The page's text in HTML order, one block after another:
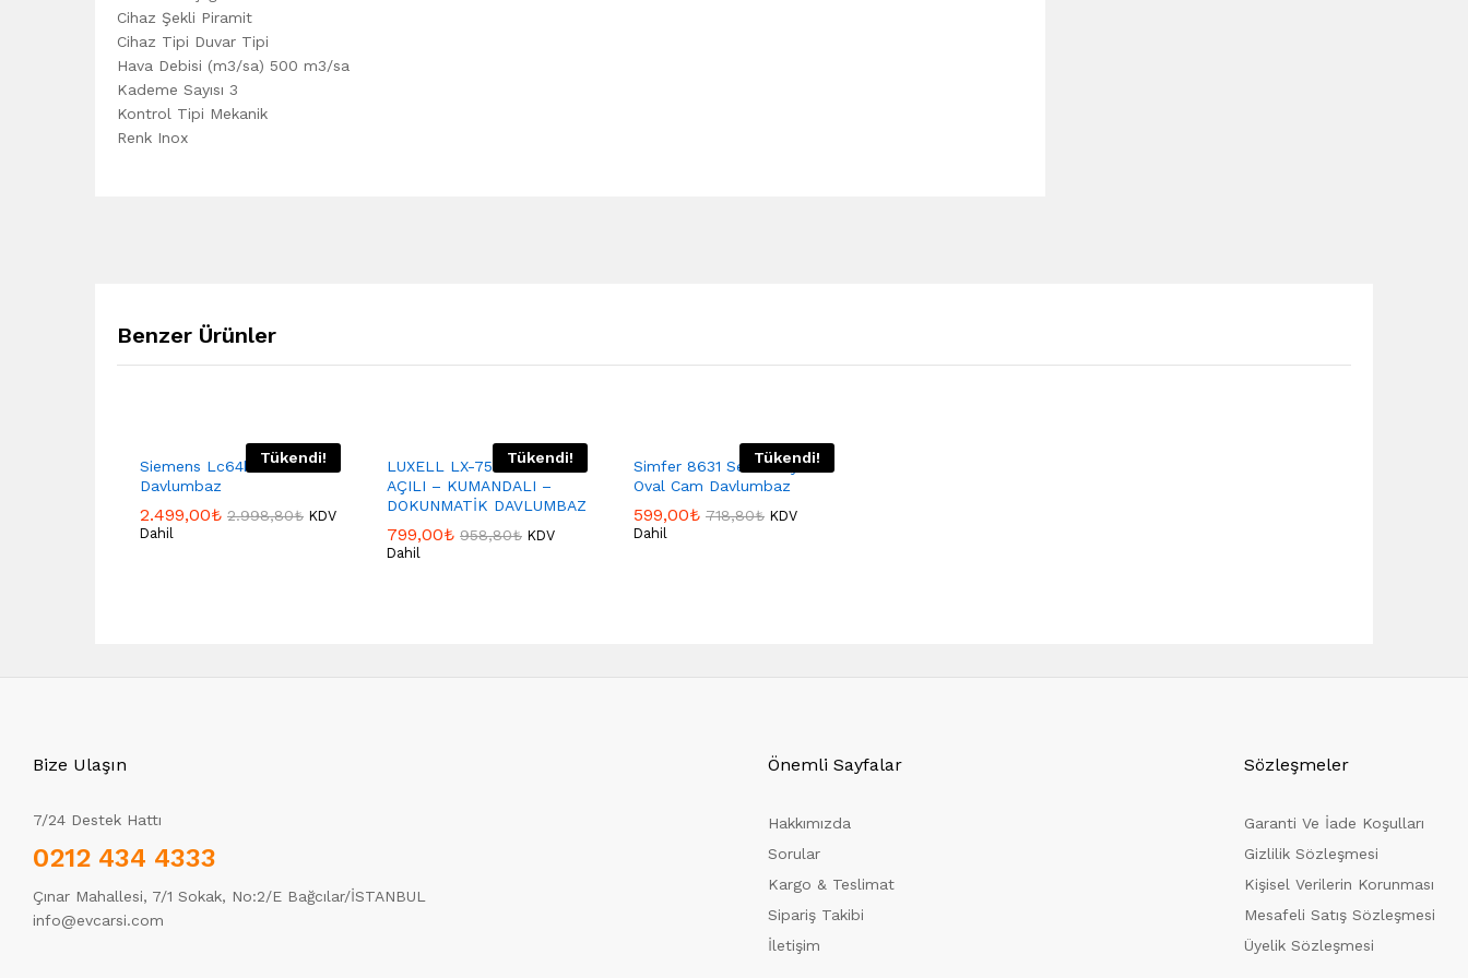
Cihaz Şekli Piramit
Cihaz Tipi Duvar Tipi
Hava Debisi (m3/sa) 500 m3/sa
Kademe Sayısı 3
Kontrol Tipi Mekanik
Renk Inox
Benzer Ürünler
Tükendi!
Siemens Lc64bb222t
Davlumbaz
2.499,00₺ 2.998,80₺ KDV
Dahil
Tükendi!
LUXELL LX-755 SİYAH
AÇILI – KUMANDALI –
DOKUNMATİK DAVLUMBAZ
799,00₺ 958,80₺ KDV
Dahil
Tükendi!
Simfer 8631 Sessiz Siyah
Oval Cam Davlumbaz
599,00₺ 718,80₺ KDV
Dahil
Bize Ulaşın
7/24 Destek Hattı
0212 434 4333
Çınar Mahallesi, 7/1 Sokak, No:2/E Bağcılar/İSTANBUL
info@evcarsi.com
Önemli Sayfalar
Hakkımızda
Sorular
Kargo & Teslimat
Sipariş Takibi
İletişim
Sözleşmeler
Garanti Ve İade Koşulları
Gizlilik Sözleşmesi
Kişisel Verilerin Korunması
Mesafeli Satış Sözleşmesi
Üyelik Sözleşmesi